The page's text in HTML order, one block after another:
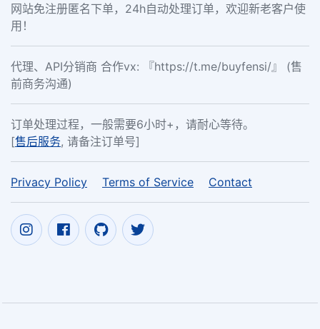
网站免注册匿名下单，24h自动处理订单，欢迎新老客户使
用！
代理、API分销商 合作vx: 『https://t.me/buyfensi/』 (售
前商务沟通)
订单处理过程，一般需要6小时+，请耐心等待。
[售后服务, 请备注订单号]
Privacy Policy Terms of Service Contact